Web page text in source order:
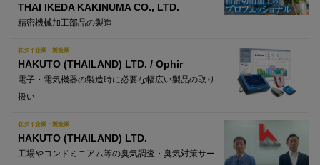
THAI IKEDA KAKINUMA CO., LTD.
精密機械加工部品の製造
在タイ企業・製造業
HAKUTO (THAILAND) LTD. / Ophir
電子・電気機器の製造時に必要な幅広い製品の取り
扱い
在タイ企業・製造業
HAKUTO (THAILAND) LTD.
工場やコンドミニアム等の臭気調査・臭気対策サー